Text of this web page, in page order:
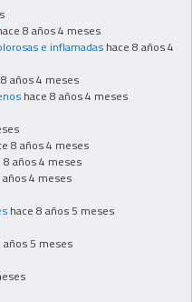
8 años 4 meses
e inflamadas hace 8 años 4
años 4 meses
hace 8 años 4 meses
8 años 4 meses
8 años 4 meses
años 4 meses
hace 8 años 5 meses
años 5 meses